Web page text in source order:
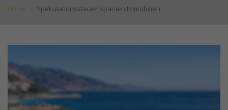
Home Spekulationssteuer Spanien Immobilien